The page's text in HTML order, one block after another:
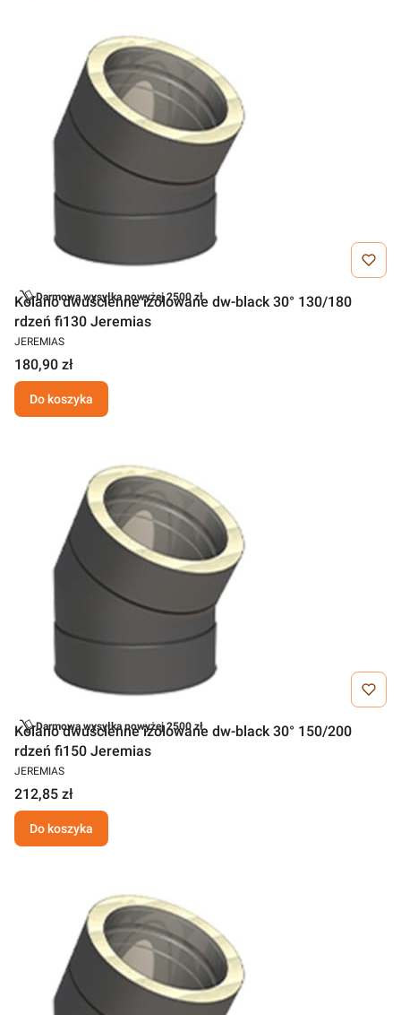
Darmowa wysyłka powyżej 2500 zł
Kolano dwuścienne izolowane dw-black 30° 130/180
rdzeń fi130 Jeremias
JEREMIAS
180,90 zł
Do koszyka
Darmowa wysyłka powyżej 2500 zł
Kolano dwuścienne izolowane dw-black 30° 150/200
rdzeń fi150 Jeremias
JEREMIAS
212,85 zł
Do koszyka